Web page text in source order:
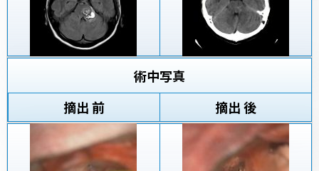
術中写真
摘出 前
摘出 後